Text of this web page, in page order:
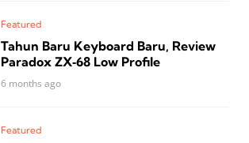
Featured
Tahun Baru Keyboard Baru, Review
Paradox ZX‑68 Low Profile
6 months ago
Featured